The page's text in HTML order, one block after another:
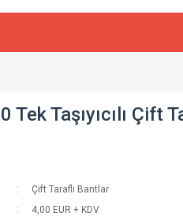
Tek Taşıyıcılı Çift
Çift Taraflı Bantlar
4,00 EUR + KDV